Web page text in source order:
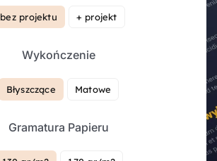
Kontakt
Koszyk
bez projektu + projekt
Wykończenie
Błyszczące Matowe
Gramatura Papieru